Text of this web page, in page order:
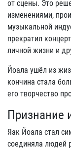
от сцены. Это
изменениями,
музыкальной
прекратил
личной жизни и
Йоала ушёл из
кончина стала
его творчество
Признание
Яак Йоала стал
соединяла людей